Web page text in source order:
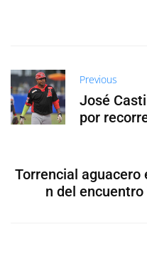
Previous
José
por
Torrencial
n del